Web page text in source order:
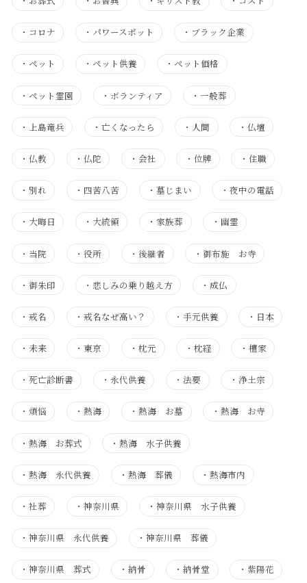
・ コロナ ・ パワースポット ・ ブラック企業
・ ペット ・ ペット供養 ・ ペット価格
・ ペット霊園 ・ ボランティア ・一般葬
・ 上島竜兵 ・亡くなったら ・ 人間 ・ 仏壇
・ 仏教 ・仏陀 ・会社 ・ 位牌 ・ 住職
・ 別れ ・ 四苦八苦 ・墓じまい ・ 夜中の電話
・ 大晦日 ・ 大統領 ・ 家族葬 ・ 幽霊
・ 当院 ・役所 ・後継者 ・ 御布施 お寺
・ 御朱印 ・ 悲しみの乗り越え方 ・ 成仏
・ 戒名 ・戒名なぜ高い？ ・手元供養 ・ 日本
・ 未来 ・ 東京 ・枕元 ・ 枕経 ・ 檀家
・ 死亡診断書 ・永代供養 ・法要 ・ 浄土宗
・ 煩悩 ・熱海 ・熱海 お墓 ・ 熱海 お寺
・ 熱海 お葬式 ・熱海 水子供養
・ 熱海 永代供養 ・熱海 葬儀 ・熱海市内
・ 社葬 ・神奈川県 ・神奈川県 水子供養
・ 神奈川県 永代供養 ・神奈川県 葬儀
・ 神奈川県 葬式 ・納骨 ・納骨堂 ・ 紫陽花